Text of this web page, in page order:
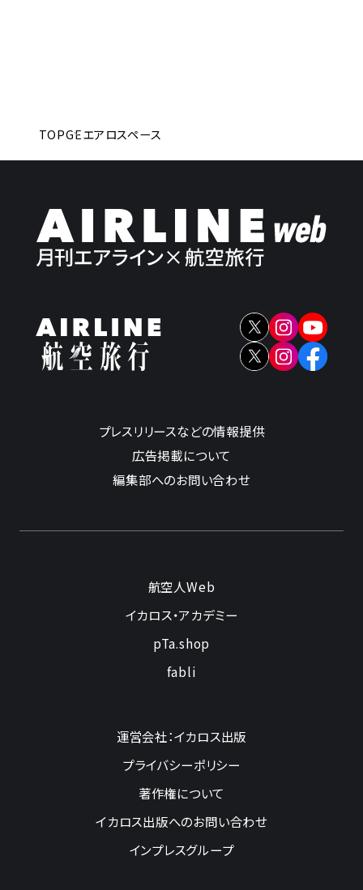
TOPGEエアロスペース
プレスリリースなどの情報提供
広告掲載について
編集部へのお問い合わせ
航空人Web
イカロス・アカデミー
pTa.shop
fabli
運営会社：イカロス出版
プライバシーポリシー
著作権について
イカロス出版へのお問い合わせ
インプレスグループ